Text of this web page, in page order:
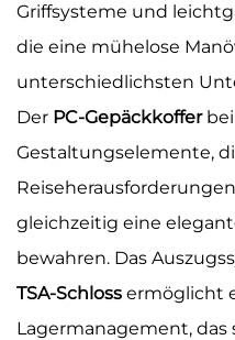
Griffsysteme und
die eine mühelose
unterschiedlichsten
Der PC-Gepäckkoffer
Gestaltungselemente,
gleichzeitig eine
bewahren. Das
TSA-Schloss ermöglicht
Lagermanagement, das